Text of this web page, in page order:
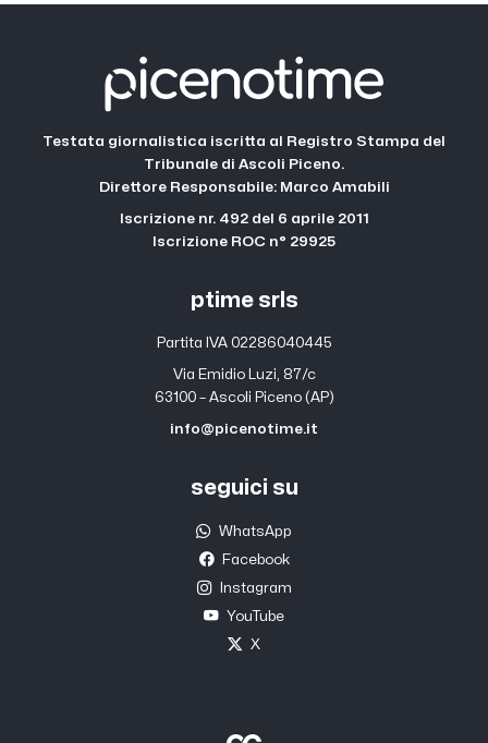
Testata giornalistica iscritta al Registro Stampa del
Tribunale di Ascoli Piceno.
Direttore Responsabile: Marco Amabili
Iscrizione nr. 492 del 6 aprile 2011
Iscrizione ROC n° 29925
ptime srls
Partita IVA 02286040445
Via Emidio Luzi, 87/c
63100 – Ascoli Piceno (AP)
info@picenotime.it
seguici su
WhatsApp
Facebook
Instagram
YouTube
X